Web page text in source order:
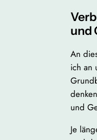
und
An
ich an
und
Je